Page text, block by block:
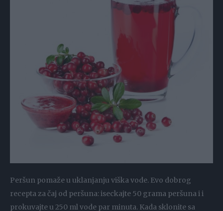
Peršun pomaže u uklanjanju viška vode. Evo dobrog
recepta za čaj od peršuna: iseckajte 50 grama peršuna i i
prokuvajte u 250 ml vode par minuta. Kada sklonite sa